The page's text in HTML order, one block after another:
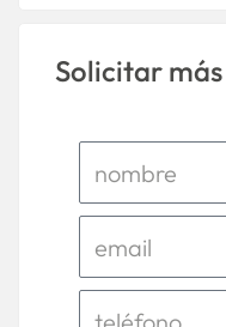
Solicitar